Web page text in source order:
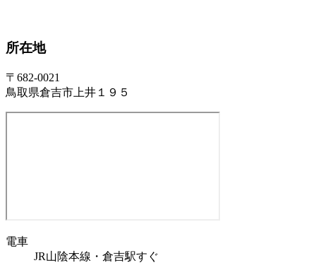
所在地
〒682-0021
鳥取県倉吉市上井１９５
電車
JR山陰本線・倉吉駅すぐ